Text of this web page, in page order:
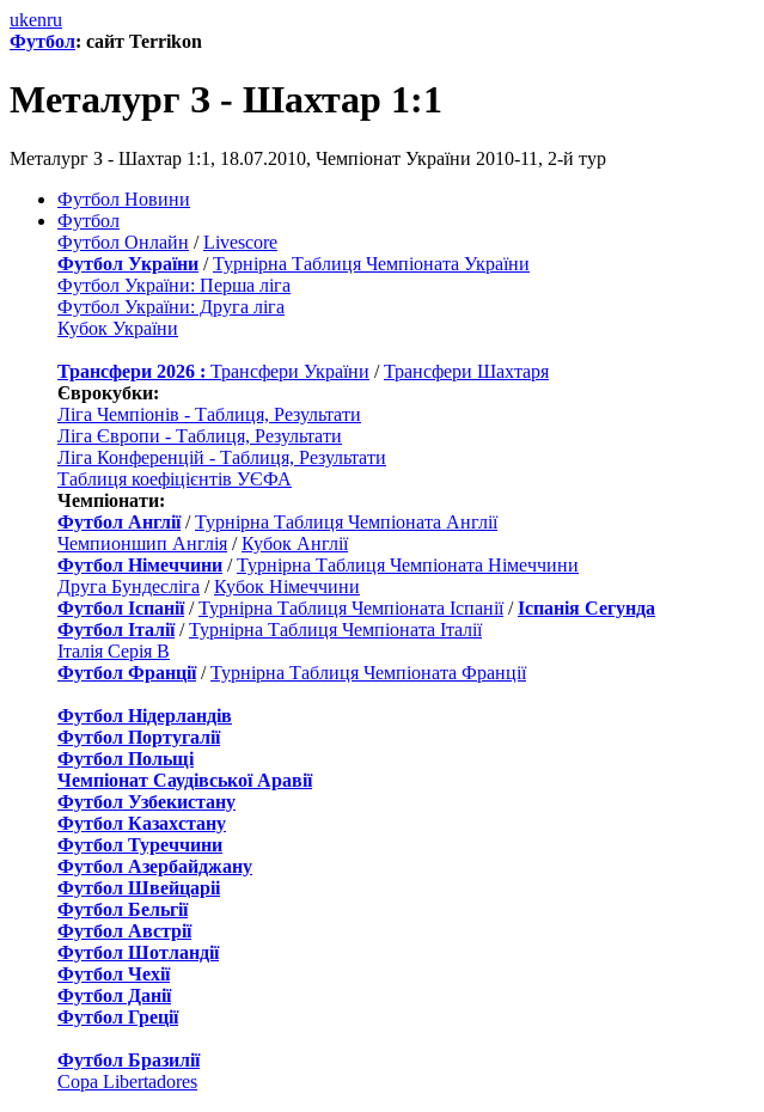
ukenru
Футбол: сайт Terrikon
Металург З - Шахтар 1:1
Металург З - Шахтар 1:1, 18.07.2010, Чемпіонат України 2010-11, 2-й тур
Футбол Новини
Футбол
Футбол Онлайн /Livescore
Футбол України /Турнірна Таблиця Чемпіоната України
Футбол України: Перша ліга
Футбол України: Друга ліга
Кубок України
Трансфери 2026 : Трансфери України /Трансфери Шахтаря
Єврокубки:
Ліга Чемпіонів - Таблиця, Результати
Ліга Європи - Таблиця, Результати
Ліга Конференцій - Таблиця, Результати
Таблиця коефіцієнтів УЄФА
Чемпіонати:
Футбол Англії/Турнірна Таблиця Чемпіоната Англії
Чемпионшип Англія /Кубок Англії
Футбол Німеччини /Турнірна Таблиця Чемпіоната Німеччини
Друга Бундесліга /Кубок Німеччини
Футбол Іспанії/Турнірна Таблиця Чемпіоната Іспанії/Іспанія Сегунда
Футбол Італії/Турнірна Таблиця Чемпіоната Італії
Італія Серія B
Футбол Франції/Турнірна Таблиця Чемпіоната Франції
Футбол Нідерландiв
Футбол Португалії
Футбол Польщі
Чемпіонат Саудівської Аравії
Футбол Узбекистану
Футбол Казахстану
Футбол Туреччини
Футбол Азербайджану
Футбол Швейцаріі
Футбол Бельгії
Футбол Австрії
Футбол Шотландії
Футбол Чехії
Футбол Данії
Футбол Греції
Футбол Бразилії
Copa Libertadores